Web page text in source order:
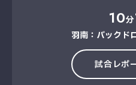
10分
羽南：バックド
試合レポ